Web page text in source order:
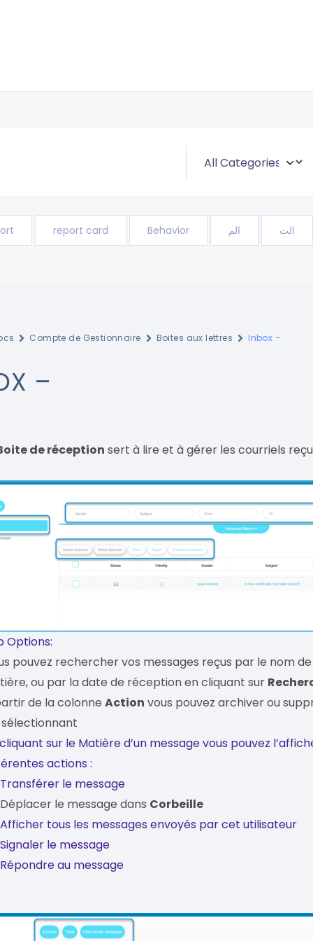
report card Behavior الم الت
Compte de Gestionnaire Boites aux lettres Inbox –
–
de réception sert à lire et à gérer les courriels
Options:
pouvez rechercher vos messages reçus par le nom de
ou par la date de réception en cliquant sur
de la colonne Action vous pouvez archiver ou
sur le Matière d’un message vous pouvez
actions :
Transférer le message
Déplacer le message dans Corbeille
Afficher tous les messages envoyés par cet utilisateur
Signaler le message
Répondre au message